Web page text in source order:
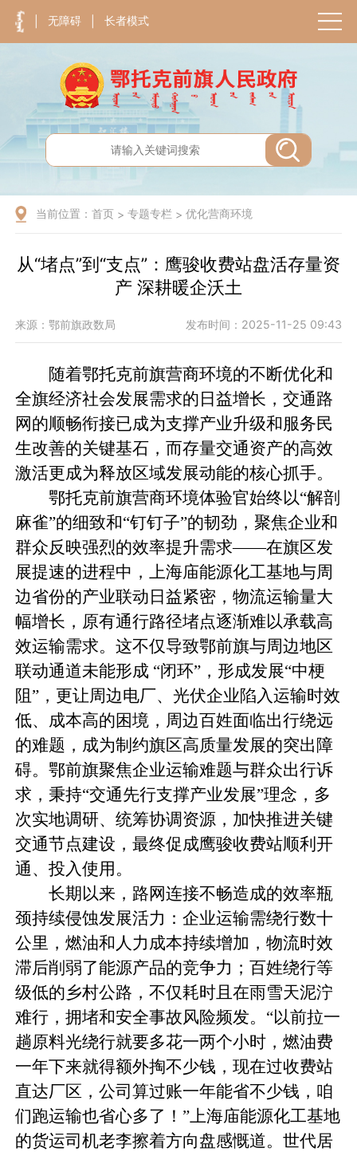
无障碍 长者模式
当前位置：首页 >专题专栏 >优化营商环境
从“堵点”到“支点”：鹰骏收费站盘活存量资
产 深耕暖企沃土
来源：鄂前旗政数局 发布时间：2025-11-25 09:43
随着鄂托克前旗营商环境的不断优化和
全旗经济社会发展需求的日益增长，交通路
网的顺畅衔接已成为支撑产业升级和服务民
生改善的关键基石，而存量交通资产的高效
激活更成为释放区域发展动能的核心抓手。
鄂托克前旗营商环境体验官始终以“解剖
麻雀”的细致和“钉钉子”的韧劲，聚焦企业和
群众反映强烈的效率提升需求——在旗区发
展提速的进程中，上海庙能源化工基地与周
边省份的产业联动日益紧密，物流运输量大
幅增长，原有通行路径堵点逐渐难以承载高
效运输需求。这不仅导致鄂前旗与周边地区
联动通道未能形成 “闭环”，形成发展“中梗
阻”，更让周边电厂、光伏企业陷入运输时效
低、成本高的困境，周边百姓面临出行绕远
的难题，成为制约旗区高质量发展的突出障
碍。鄂前旗聚焦企业运输难题与群众出行诉
求，秉持“交通先行支撑产业发展”理念，多
次实地调研、统筹协调资源，加快推进关键
交通节点建设，最终促成鹰骏收费站顺利开
通、投入使用。
长期以来，路网连接不畅造成的效率瓶
颈持续侵蚀发展活力：企业运输需绕行数十
公里，燃油和人力成本持续增加，物流时效
滞后削弱了能源产品的竞争力；百姓绕行等
级低的乡村公路，不仅耗时且在雨雪天泥泞
难行，拥堵和安全事故风险频发。“以前拉一
趟原料光绕行就要多花一两个小时，燃油费
一年下来就得额外掏不少钱，现在过收费站
直达厂区，公司算过账一年能省不少钱，咱
们跑运输也省心多了！”上海庙能源化工基地
的货运司机老李擦着方向盘感慨道。世代居